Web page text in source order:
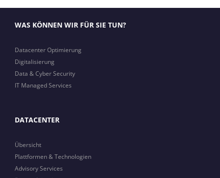
WAS KÖNNEN WIR FÜR SIE TUN?
Datacenter Optimierung
Digitalisierung
Data & Cyber Security
IT Managed Services
DATACENTER
Übersicht
Plattformen & Technologien
Advisory Services